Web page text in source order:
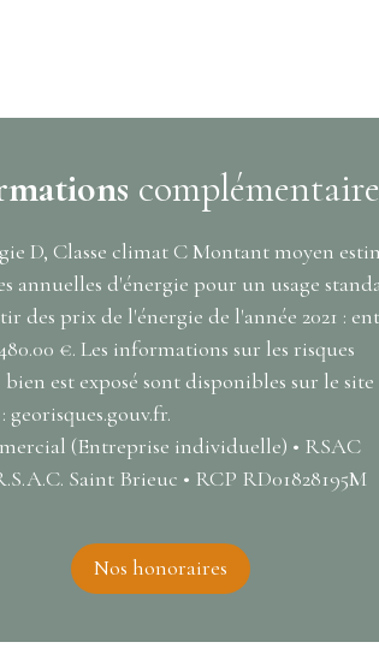
D, Classe climat C Montant moyen
annuelles d'énergie pour un usage
des prix de l'énergie de l'année 2021 :
€. Les informations sur les risques
bien est exposé sont disponibles sur le site
georisques.gouv.fr.
(Entreprise individuelle) • RSAC
Saint Brieuc • RCP RD01828195M
Nos honoraires